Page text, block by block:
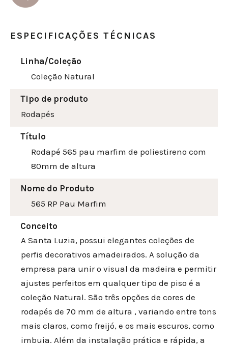
ESPECIFICAÇÕES TÉCNICAS
Linha/Coleção
Coleção Natural
Tipo de produto
Rodapés
Título
Rodapé 565 pau marfim de poliestireno com
80mm de altura
Nome do Produto
565 RP Pau Marfim
Conceito
A Santa Luzia, possui elegantes coleções de
perfis decorativos amadeirados. A solução da
empresa para unir o visual da madeira e permitir
ajustes perfeitos em qualquer tipo de piso é a
coleção Natural. São três opções de cores de
rodapés de 70 mm de altura , variando entre tons
mais claros, como freijó, e os mais escuros, como
imbuia. Além da instalação prática e rápida, a